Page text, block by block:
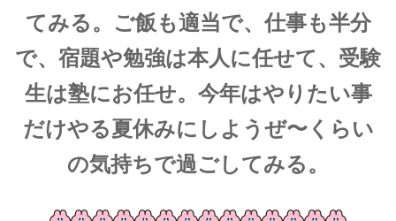
てみる。ご飯も適当で、仕事も半分
で、宿題や勉強は本人に任せて、受験
生は塾にお任せ。今年はやりたい事
だけやる夏休みにしようぜ〜くらい
の気持ちで過ごしてみる。